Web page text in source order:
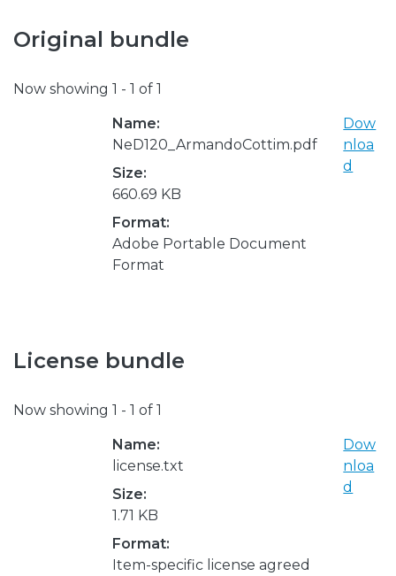
Original bundle
Now showing 1 - 1 of 1
Name:
NeD120_ArmandoCottim.pdf
Size:
660.69 KB
Format:
Adobe Portable Document
Format
Dow
nloa
d
License bundle
Now showing 1 - 1 of 1
Name:
license.txt
Size:
1.71 KB
Format:
Item-specific license agreed
Dow
nloa
d